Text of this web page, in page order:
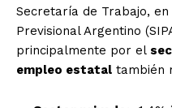
Secretaría de Trabajo,
Previsional Argentino
principalmente por el
empleo estatal también